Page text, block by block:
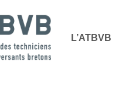
L’ATBVB